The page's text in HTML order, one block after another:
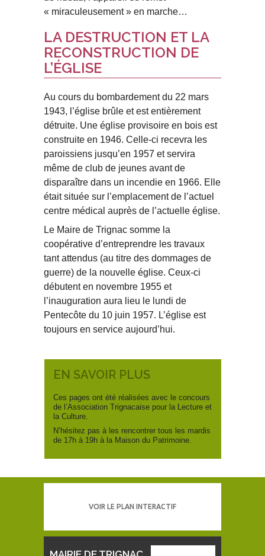
« miraculeusement » en marche…
LA DESTRUCTION ET LA
RECONSTRUCTION DE
L’ÉGLISE
Au cours du bombardement du 22 mars
1943, l’église brûle et est entièrement
détruite. Une église provisoire en bois est
construite en 1946. Celle-ci recevra les
paroissiens jusqu’en 1957 et servira
même de club de jeunes avant de
disparaître dans un incendie en 1966. Elle
était située sur l’emplacement de l’actuel
centre médical auprès de l’actuelle église.
Le Maire de Trignac somme la
coopérative d’entreprendre les travaux
tant attendus (au titre des dommages de
guerre) de la nouvelle église. Ceux-ci
débutent en novembre 1955 et
l’inauguration aura lieu le lundi de
Pentecôte du 10 juin 1957. L’église est
toujours en service aujourd’hui.
EN SAVOIR PLUS
Ces pages ont été réalisées avec le concours
de l’Association Trignacaise pour la Lecture et
la Culture.
N’hésitez pas à les rencontrer tous les mardis
de 17h à 19h à la Maison du Patrimoine.
VOIR LE PLAN INTERACTIF